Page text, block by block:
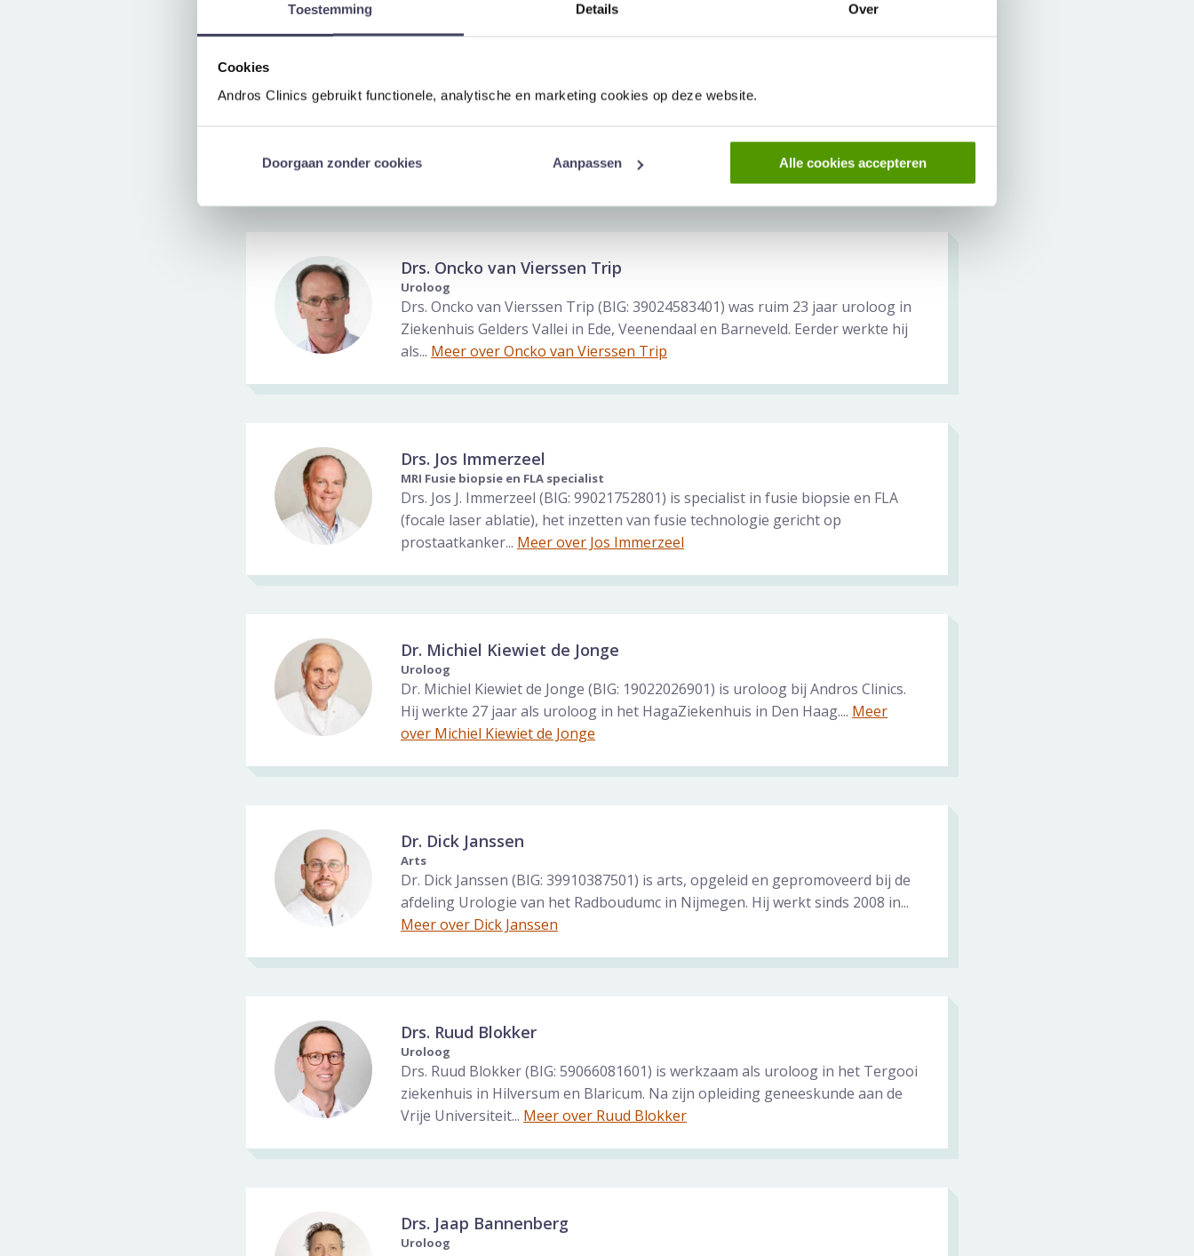
Toestemming Details Over
Cookies
Andros Clinics gebruikt functionele, analytische en marketing cookies op deze website.
Doorgaan zonder cookies Aanpassen Alle cookies accepteren
Uroloog
was hij uroloog bij onder andere het ZGT in Hengelo en Almelo....Meer over
Erik Cornel
Drs. Oncko van Vierssen Trip
Uroloog
Drs. Oncko van Vierssen Trip (BIG: 39024583401) was ruim 23 jaar uroloog in
Ziekenhuis Gelders Vallei in Ede, Veenendaal en Barneveld. Eerder werkte hij
als... Meer over Oncko van Vierssen Trip
Drs. Jos Immerzeel
MRI Fusie biopsie en FLA specialist
Drs. Jos J. Immerzeel (BIG: 99021752801) is specialist in fusie biopsie en FLA
(focale laser ablatie), het inzetten van fusie technologie gericht op
prostaatkanker... Meer over Jos Immerzeel
Dr. Michiel Kiewiet de Jonge
Uroloog
Dr. Michiel Kiewiet de Jonge (BIG: 19022026901) is uroloog bij Andros Clinics.
Hij werkte 27 jaar als uroloog in het HagaZiekenhuis in Den Haag.... Meer
over Michiel Kiewiet de Jonge
Dr. Dick Janssen
Arts
Dr. Dick Janssen (BIG: 39910387501) is arts, opgeleid en gepromoveerd bij de
afdeling Urologie van het Radboudumc in Nijmegen. Hij werkt sinds 2008 in...
Meer over Dick Janssen
Drs. Ruud Blokker
Uroloog
Drs. Ruud Blokker (BIG: 59066081601) is werkzaam als uroloog in het Tergooi
ziekenhuis in Hilversum en Blaricum. Na zijn opleiding geneeskunde aan de
Vrije Universiteit... Meer over Ruud Blokker
Drs. Jaap Bannenberg
Uroloog